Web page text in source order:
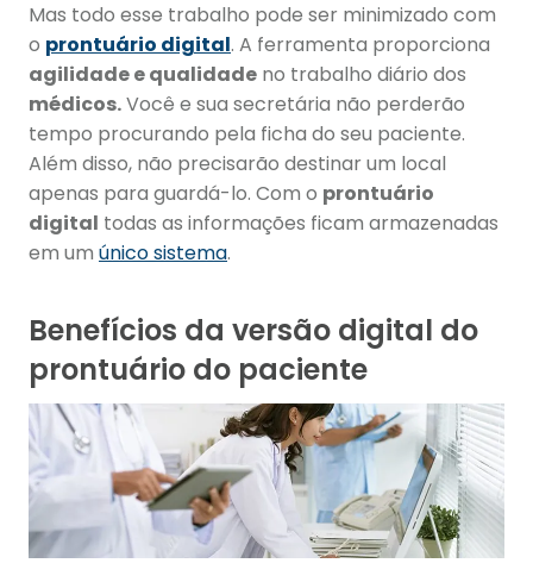
Mas todo esse trabalho pode ser minimizado com
o prontuário digital. A ferramenta proporciona
agilidade e qualidade no trabalho diário dos
médicos.Você e sua secretária não perderão
tempo procurando pela ficha do seu paciente.
Além disso, não precisarão destinar um local
apenas para guardá-lo. Com o prontuário
digital todas as informações ficam armazenadas
em um único sistema.
Benefícios da versão digital do
prontuário do paciente